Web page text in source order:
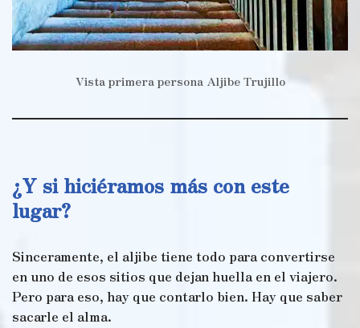
Vista primera persona Aljibe Trujillo
¿Y si hiciéramos más con este
lugar?
Sinceramente, el aljibe tiene todo para convertirse
en uno de esos sitios que dejan huella en el viajero.
Pero para eso, hay que contarlo bien. Hay que saber
sacarle el alma.